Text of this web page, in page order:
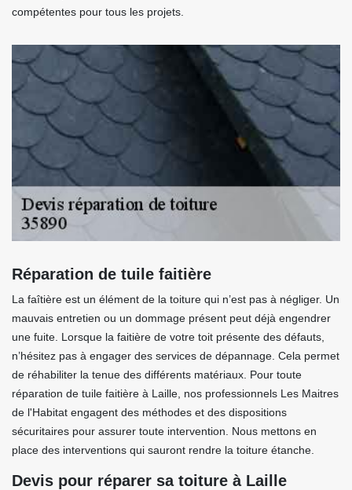
compétentes pour tous les projets.
Réparation de tuile faitière
La faîtière est un élément de la toiture qui n’est pas à négliger. Un
mauvais entretien ou un dommage présent peut déjà engendrer
une fuite. Lorsque la faitière de votre toit présente des défauts,
n’hésitez pas à engager des services de dépannage. Cela permet
de réhabiliter la tenue des différents matériaux. Pour toute
réparation de tuile faitière à Laille, nos professionnels Les Maitres
de l'Habitat engagent des méthodes et des dispositions
sécuritaires pour assurer toute intervention. Nous mettons en
place des interventions qui sauront rendre la toiture étanche.
Devis pour réparer sa toiture à Laille